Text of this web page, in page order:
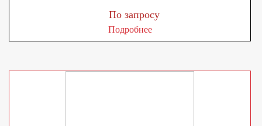
По запросу
Подробнее